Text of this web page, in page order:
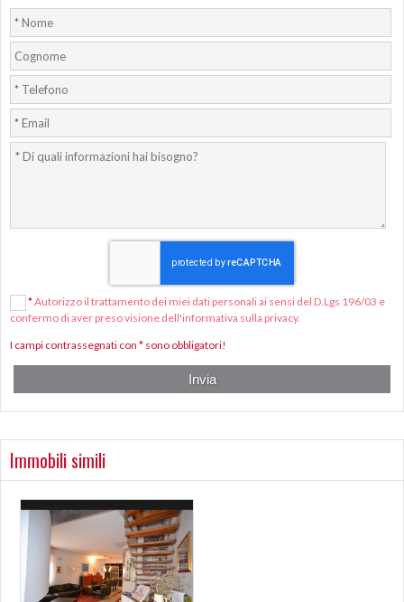
*Autorizzo il trattamento dei miei dati personali ai sensi del D.Lgs 196/03 e
confermo di aver preso visione dell'informativa sulla privacy.
I campi contrassegnati con * sono obbligatori!
Immobili simili